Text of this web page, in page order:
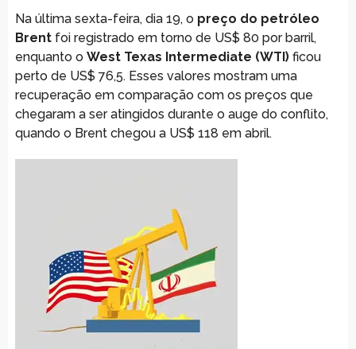
Na última sexta-feira, dia 19, o preço do petróleo
Brentfoi registrado em torno de US$ 80 por barril,
enquanto o West Texas Intermediate (WTI)ficou
perto de US$ 76,5. Esses valores mostram uma
recuperação em comparação com os preços que
chegaram a ser atingidos durante o auge do conflito,
quando o Brent chegou a US$ 118 em abril.